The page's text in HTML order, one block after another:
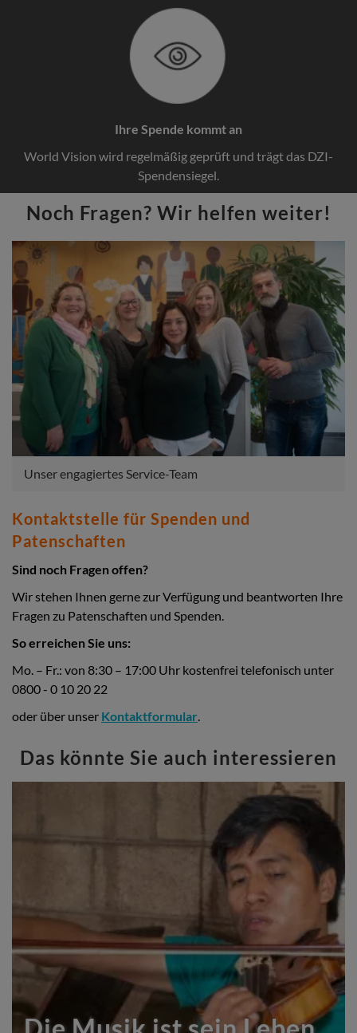
Ihre Spende kommt an
World Vision wird regelmäßig geprüft und trägt das DZI-
Spendensiegel.
Noch Fragen? Wir helfen weiter!
Unser engagiertes Service-Team
Kontaktstelle für Spenden und
Patenschaften
Sind noch Fragen offen?
Wir stehen Ihnen gerne zur Verfügung und beantworten Ihre
Fragen zu Patenschaften und Spenden.
So erreichen Sie uns:
Mo. – Fr.: von 8:30 – 17:00 Uhr kostenfrei telefonisch unter
0800 - 0 10 20 22
oder über unser Kontaktformular.
Das könnte Sie auch interessieren